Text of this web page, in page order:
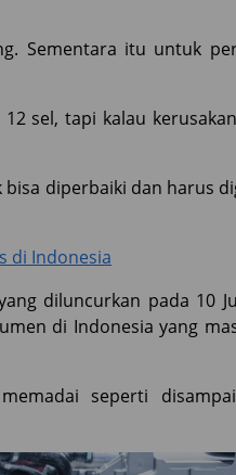
Sementara itu untuk
sel, tapi kalau
diperbaiki dan harus
di Indonesia
diluncurkan pada 10
di Indonesia yang
seperti